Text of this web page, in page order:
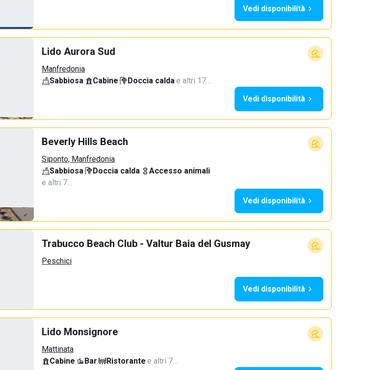
Vedi disponibilità
Lido Aurora Sud
Manfredonia
Sabbiosa· Cabine· Doccia calda·e altri 17…
Vedi disponibilità
Beverly Hills Beach
Siponto, Manfredonia
Sabbiosa· Doccia calda· Accesso animali·
e altri 7…
Vedi disponibilità
Trabucco Beach Club - Valtur Baia del Gusmay
Peschici
Vedi disponibilità
Lido Monsignore
Mattinata
Cabine· Bar· Ristorante·e altri 7…